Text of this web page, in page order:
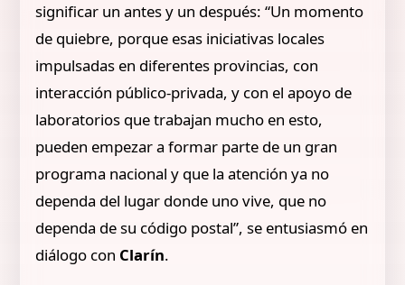
significar un antes y un después: “Un momento
de quiebre, porque esas iniciativas locales
impulsadas en diferentes provincias, con
interacción público-privada, y con el apoyo de
laboratorios que trabajan mucho en esto,
pueden empezar a formar parte de un gran
programa nacional y que la atención ya no
dependa del lugar donde uno vive, que no
dependa de su código postal”, se entusiasmó en
diálogo con Clarín.